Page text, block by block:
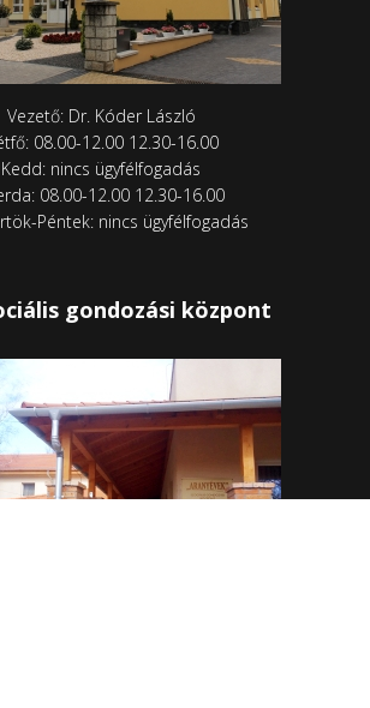
Vezető: Dr. Kóder László
08.00-12.00 12.30-16.00
Kedd: nincs ügyfélfogadás
08.00-12.00 12.30-16.00
Péntek: nincs ügyfélfogadás
gondozási központ